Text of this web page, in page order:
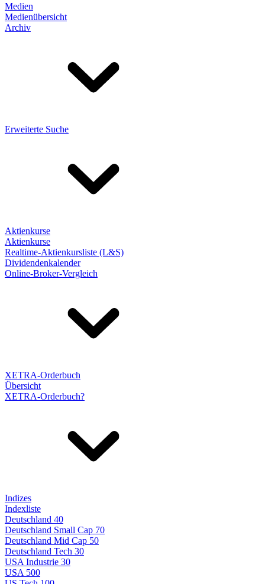
Medien
Medienübersicht
Archiv
Erweiterte Suche
Aktienkurse
Aktienkurse
Realtime-Aktienkursliste (L&S)
Dividendenkalender
Online-Broker-Vergleich
XETRA-Orderbuch
Übersicht
XETRA-Orderbuch?
Indizes
Indexliste
Deutschland 40
Deutschland Small Cap 70
Deutschland Mid Cap 50
Deutschland Tech 30
USA Industrie 30
USA 500